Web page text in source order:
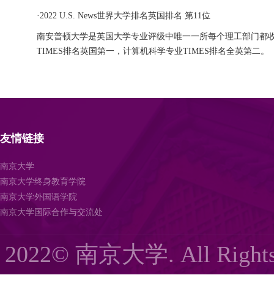
·2022 U.S. News世界大学排名英国排名 第11位
南安普顿大学是英国大学专业评级中唯一一所每个理工部门
TIMES排名英国第一，计算机科学专业TIMES排名全英第二。
友情链接
南京大学
南京大学终身教育学院
南京大学外国语学院
南京大学国际合作与交流处
2022© 南京大学. All